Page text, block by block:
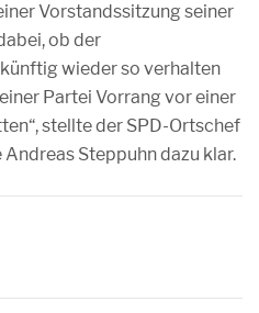
Vorstandssitzung seiner
ob der
wieder so verhalten
Partei Vorrang vor einer
stellte der SPD-Ortschef
Steppuhn dazu klar.